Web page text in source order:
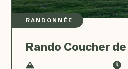
RANDONNÉE
Rando Coucher